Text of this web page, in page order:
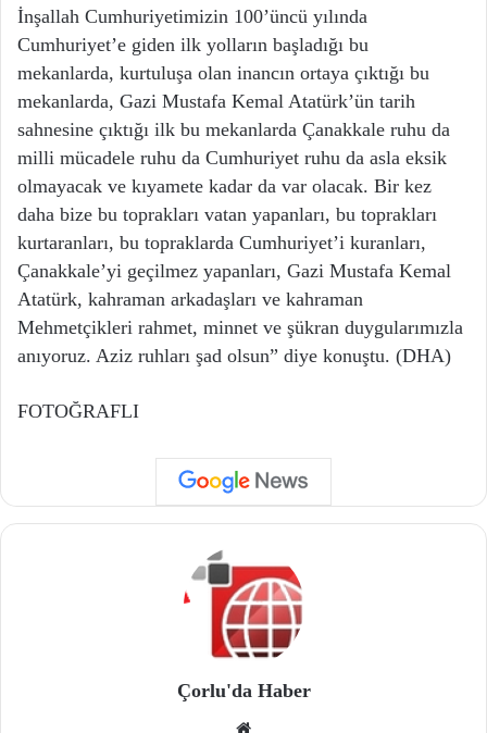
İnşallah Cumhuriyetimizin 100’üncü yılında
Cumhuriyet’e giden ilk yolların başladığı bu
mekanlarda, kurtuluşa olan inancın ortaya çıktığı bu
mekanlarda, Gazi Mustafa Kemal Atatürk’ün tarih
sahnesine çıktığı ilk bu mekanlarda Çanakkale ruhu da
milli mücadele ruhu da Cumhuriyet ruhu da asla eksik
olmayacak ve kıyamete kadar da var olacak. Bir kez
daha bize bu toprakları vatan yapanları, bu toprakları
kurtaranları, bu topraklarda Cumhuriyet’i kuranları,
Çanakkale’yi geçilmez yapanları, Gazi Mustafa Kemal
Atatürk, kahraman arkadaşları ve kahraman
Mehmetçikleri rahmet, minnet ve şükran duygularımızla
anıyoruz. Aziz ruhları şad olsun” diye konuştu. (DHA)
FOTOĞRAFLI
Çorlu'da Haber